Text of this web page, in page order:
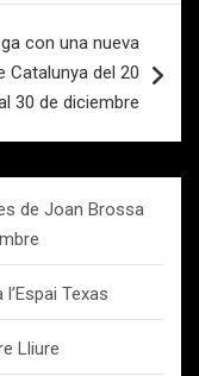
con una nueva
Catalunya del 20
30 de diciembre
de Joan Brossa
Texas
Lliure